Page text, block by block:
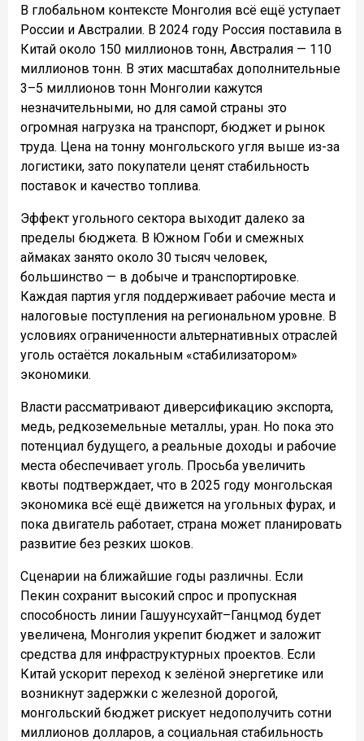
В глобальном контексте Монголия всё ещё уступает
России и Австралии. В 2024 году Россия поставила в
Китай около 150 миллионов тонн, Австралия — 110
миллионов тонн. В этих масштабах дополнительные
3–5 миллионов тонн Монголии кажутся
незначительными, но для самой страны это
огромная нагрузка на транспорт, бюджет и рынок
труда. Цена на тонну монгольского угля выше из-за
логистики, зато покупатели ценят стабильность
поставок и качество топлива.
Эффект угольного сектора выходит далеко за
пределы бюджета. В Южном Гоби и смежных
аймаках занято около 30 тысяч человек,
большинство — в добыче и транспортировке.
Каждая партия угля поддерживает рабочие места и
налоговые поступления на региональном уровне. В
условиях ограниченности альтернативных отраслей
уголь остаётся локальным «стабилизатором»
экономики.
Власти рассматривают диверсификацию экспорта,
медь, редкоземельные металлы, уран. Но пока это
потенциал будущего, а реальные доходы и рабочие
места обеспечивает уголь. Просьба увеличить
квоты подтверждает, что в 2025 году монгольская
экономика всё ещё движется на угольных фурах, и
пока двигатель работает, страна может планировать
развитие без резких шоков.
Сценарии на ближайшие годы различны. Если
Пекин сохранит высокий спрос и пропускная
способность линии Гашуунсухайт–Ганцмод будет
увеличена, Монголия укрепит бюджет и заложит
средства для инфраструктурных проектов. Если
Китай ускорит переход к зелёной энергетике или
возникнут задержки с железной дорогой,
монгольский бюджет рискует недополучить сотни
миллионов долларов, а социальная стабильность